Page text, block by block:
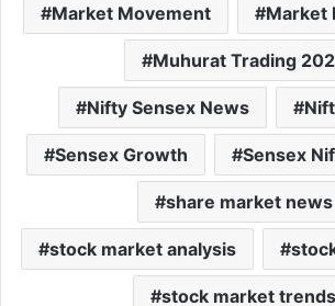
Market Movement Market
Muhurat Trading
Nifty Sensex News
Sensex Growth Sensex
share market news
stock market analysis
stock market trends